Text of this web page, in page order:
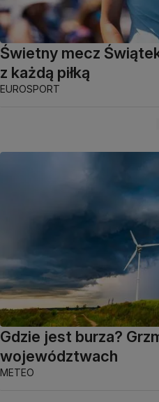
Świetny mecz
z każdą piłką
EUROSPORT
Gdzie jest burza?
województwach
METEO